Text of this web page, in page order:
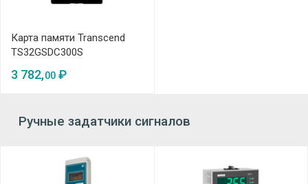
Карта памяти Transcend
TS32GSDC300S
3 782,00 ₽
Ручные задатчики сигналов